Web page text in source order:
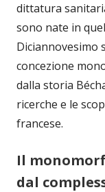
dittatura
sono nate in
Diciannovesimo
concezione
dalla storia
ricerche e le
francese.
Il
dal